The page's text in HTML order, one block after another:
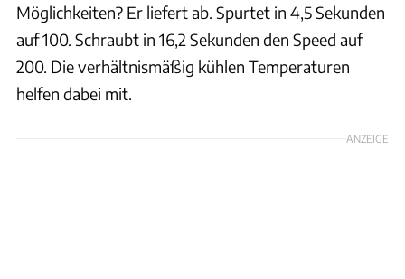
Möglichkeiten? Er liefert ab. Spurtet in 4,5 Sekunden
auf 100. Schraubt in 16,2 Sekunden den Speed auf
200. Die verhältnismäßig kühlen Temperaturen
helfen dabei mit.
ANZEIGE